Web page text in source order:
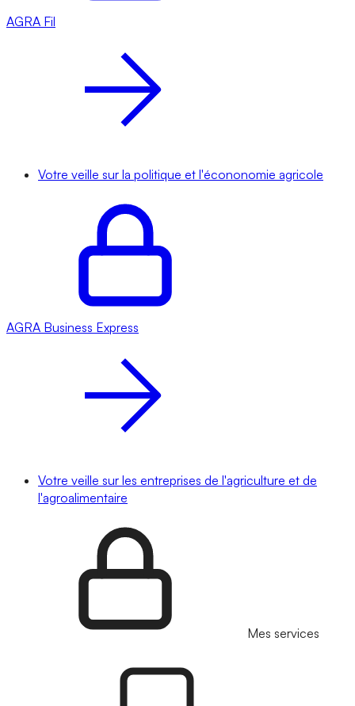
AGRA Fil
Votre veille sur la politique et l'écononomie agricole
AGRA Business Express
Votre veille sur les entreprises de l'agriculture et de
l'agroalimentaire
Mes services